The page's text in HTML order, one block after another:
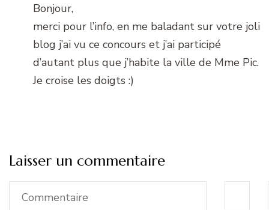
Bonjour,
merci pour l’info, en me baladant sur votre joli
blog j’ai vu ce concours et j’ai participé
d’autant plus que j’habite la ville de Mme Pic.
Je croise les doigts :)
Laisser un commentaire